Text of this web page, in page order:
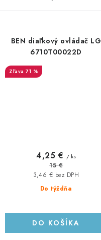
BEN diaľkový ovládač LG
6710T00022D
71 %
Do týždňa
3,46 € bez DPH
4,25 € / ks
15 €
DO KOŠÍKA